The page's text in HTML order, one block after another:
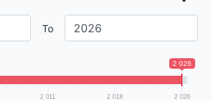
To
2 026
2 011 2 018 2 026